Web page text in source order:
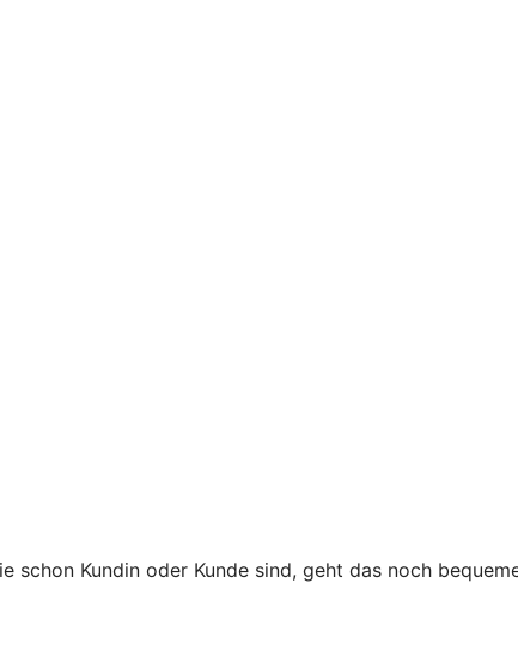
schon Kundin oder Kunde sind, geht das noch